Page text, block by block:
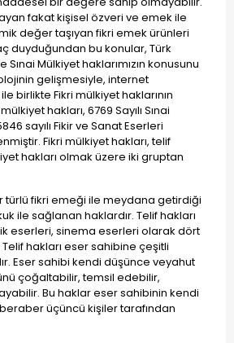
fakat kişisel özveri ve emek ile
değer taşıyan fikri emek ürünleri
duyduğundan bu konular, Türk
Sınai Mülkiyet haklarımızın konusunu
gelişmesiyle, internet
ile birlikte Fikri mülkiyet haklarının
hakları, 6769 Sayılı Sınai
sayılı Fikir ve Sanat Eserleri
Fikri mülkiyet hakları, telif
hakları olmak üzere iki gruptan
türlü fikri emeği ile meydana getirdiği
ile sağlanan haklardır. Telif hakları
eserleri, sinema eserleri olarak dört
hakları eser sahibine çeşitli
Eser sahibi kendi düşünce veyahut
çoğaltabilir, temsil edebilir,
Bu haklar eser sahibinin kendi
üçüncü kişiler tarafından